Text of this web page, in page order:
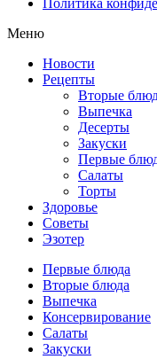
Политика
Меню
Новости
Рецепты
Вторые
Выпечка
Десерты
Закуски
Первые
Салаты
Торты
Здоровье
Советы
Эзотер
Первые блюда
Вторые блюда
Выпечка
Консервирование
Салаты
Закуски